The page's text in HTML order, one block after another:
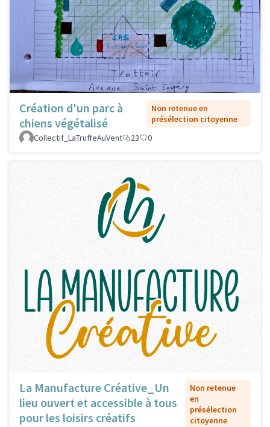
Création d'un parc à
chiens végétalisé
Non retenue en
présélection citoyenne
Collectif_LaTruffeAuVent
23 0
La Manufacture Créative_Un
lieu ouvert et accessible à tous
pour les loisirs créatifs
Non retenue
en
présélection
citoyenne